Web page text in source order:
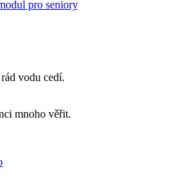
vodu cedí.
mnoho věřit.